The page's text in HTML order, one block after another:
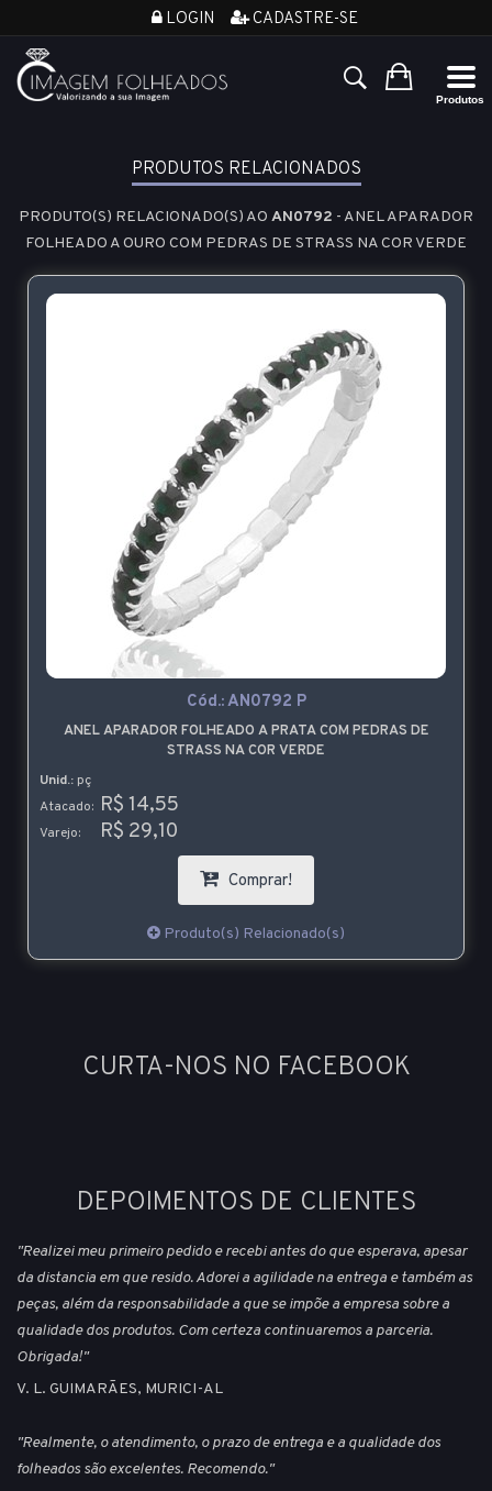
LOGIN CADASTRE-SE
PRODUTOS RELACIONADOS
PRODUTO(S) RELACIONADO(S) AO AN0792 - ANEL APARADOR
FOLHEADO A OURO COM PEDRAS DE STRASS NA COR VERDE
Cód.:AN0792 P
ANEL APARADOR FOLHEADO A PRATA COM PEDRAS DE
STRASS NA COR VERDE
Unid.: pç
Atacado: R$ 14,55
Varejo: R$ 29,10
Comprar!
Produto(s) Relacionado(s)
CURTA-NOS NO FACEBOOK
DEPOIMENTOS DE CLIENTES
"Realizei meu primeiro pedido e recebi antes do que esperava, apesar
da distancia em que resido. Adorei a agilidade na entrega e também as
peças, além da responsabilidade a que se impõe a empresa sobre a
qualidade dos produtos. Com certeza continuaremos a parceria.
Obrigada!"
V. L. GUIMARÃES, MURICI-AL
"Realmente, o atendimento, o prazo de entrega e a qualidade dos
folheados são excelentes. Recomendo."